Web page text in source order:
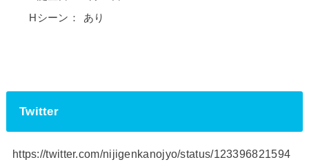
Hシーン：
あり
Twitter
https://twitter.com/nijigenkanojyo/status/123396821594